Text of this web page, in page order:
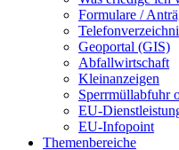
Formulare /
Geoportal (GIS)
Abfallwirtschaft
Kleinanzeigen
Sperrmüllabfuhr
EU-
EU-Infopoint
Themenbereiche